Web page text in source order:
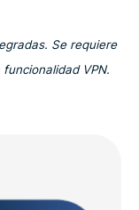
Se requiere
VPN.